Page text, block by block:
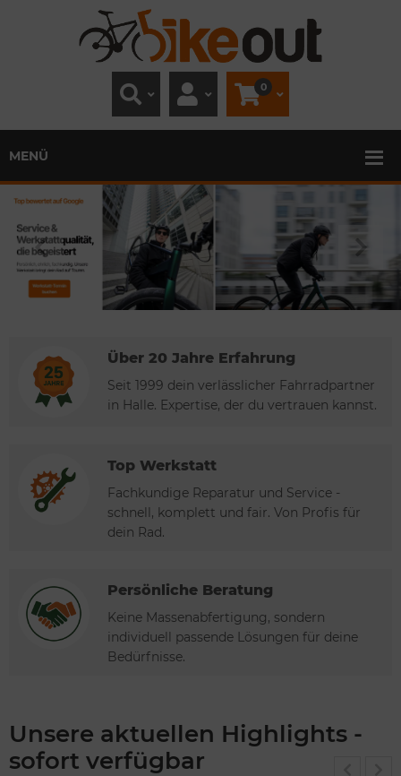
0
MENÜ
Über 20 Jahre Erfahrung
Seit 1999 dein verlässlicher Fahrradpartner
in Halle. Expertise, der du vertrauen kannst.
Top Werkstatt
Fachkundige Reparatur und Service -
schnell, komplett und fair. Von Profis für
dein Rad.
Persönliche Beratung
Keine Massenabfertigung, sondern
individuell passende Lösungen für deine
Bedürfnisse.
Unsere aktuellen Highlights -
sofort verfügbar